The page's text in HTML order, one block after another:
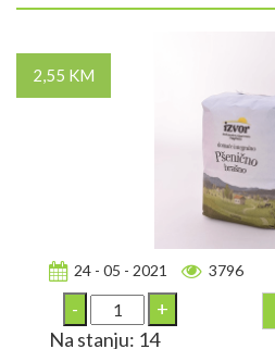
2,55 KM
24 - 05 - 2021 3796
Na stanju: 14